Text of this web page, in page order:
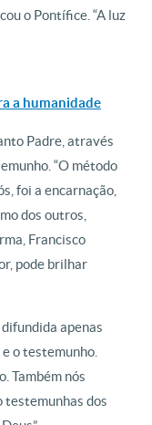
o Pontífice. “A luz
a humanidade
Padre, através
“O método
foi a encarnação,
dos outros,
Francisco
pode brilhar
apenas
o testemunho.
Também nós
testemunhas dos